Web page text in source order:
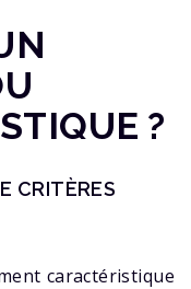
?
CRITÈRES
caractéristique